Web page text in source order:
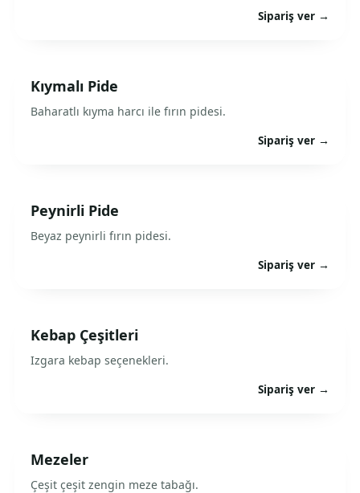
Sipariş ver →
Kıymalı Pide
Baharatlı kıyma harcı ile fırın pidesi.
Sipariş ver →
Peynirli Pide
Beyaz peynirli fırın pidesi.
Sipariş ver →
Kebap Çeşitleri
Izgara kebap seçenekleri.
Sipariş ver →
Mezeler
Çeşit çeşit zengin meze tabağı.